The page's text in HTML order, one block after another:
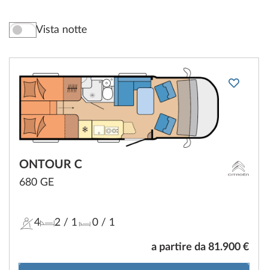
Vista notte
ONTOUR C
680 GE
4 2 / 1 0/ 1
a partire da 81.900 €